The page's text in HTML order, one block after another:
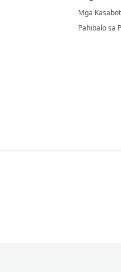
Mga
Pahibalo sa